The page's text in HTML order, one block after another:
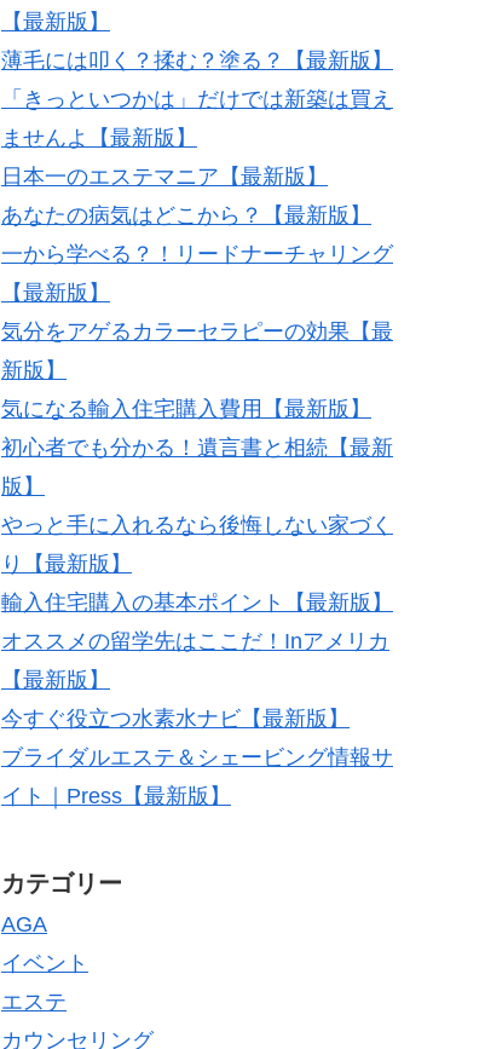
【最新版】
薄毛には叩く？揉む？塗る？【最新版】
「きっといつかは」だけでは新築は買え
ませんよ【最新版】
日本一のエステマニア【最新版】
あなたの病気はどこから？【最新版】
一から学べる？！リードナーチャリング
【最新版】
気分をアゲるカラーセラピーの効果【最
新版】
気になる輸入住宅購入費用【最新版】
初心者でも分かる！遺言書と相続【最新
版】
やっと手に入れるなら後悔しない家づく
り【最新版】
輸入住宅購入の基本ポイント【最新版】
オススメの留学先はここだ！Inアメリカ
【最新版】
今すぐ役立つ水素水ナビ【最新版】
ブライダルエステ＆シェービング情報サ
イト｜Press【最新版】
カテゴリー
AGA
イベント
エステ
カウンセリング